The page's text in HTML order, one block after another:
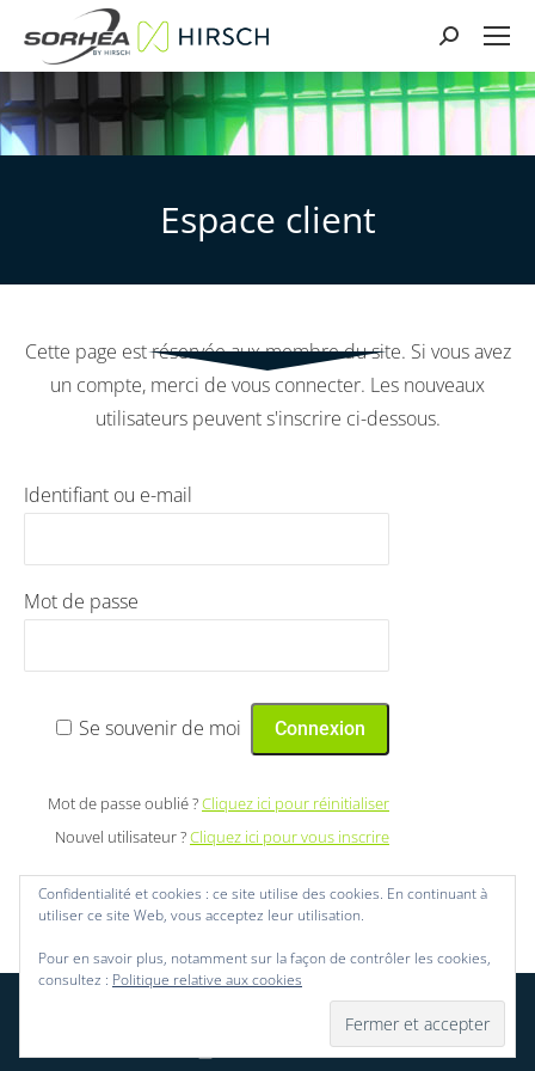
Search:
Cette page est réservée aux membre du site. Si vous avez
un compte, merci de vous connecter. Les nouveaux
utilisateurs peuvent s'inscrire ci-dessous.
Identifiant ou e-mail
Mot de passe
Se souvenir de moi
Mot de passe oublié ?Cliquez ici pour réinitialiser
Nouvel utilisateur ?Cliquez ici pour vous inscrire
© 2026 HIRSCH. Tous droits réservés | RéalisationIntegral System
Bottom bar menu
Confidentialité et cookies : ce site utilise des cookies. En continuant à
utiliser ce site Web, vous acceptez leur utilisation.
Pour en savoir plus, notamment sur la façon de contrôler les cookies,
consultez : Politique relative aux cookies